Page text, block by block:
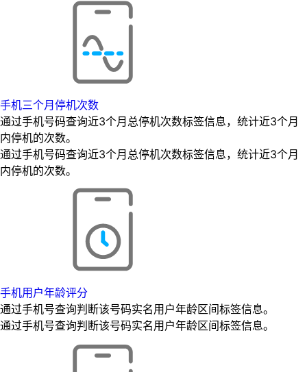
手机三个月停机次数
通过手机号码查询近3个月总停机次数标签信息，统计近3个月
内停机的次数。
通过手机号码查询近3个月总停机次数标签信息，统计近3个月
内停机的次数。
手机用户年龄评分
通过手机号查询判断该号码实名用户年龄区间标签信息。
通过手机号查询判断该号码实名用户年龄区间标签信息。